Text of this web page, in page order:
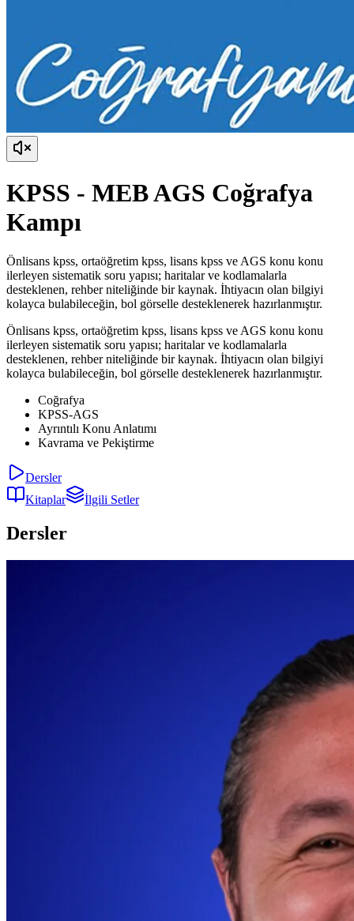
KPSS - MEB AGS Coğrafya
Kampı
Önlisans kpss, ortaöğretim kpss, lisans kpss ve AGS konu konu
ilerleyen sistematik soru yapısı; haritalar ve kodlamalarla
desteklenen, rehber niteliğinde bir kaynak. İhtiyacın olan bilgiyi
kolayca bulabileceğin, bol görselle desteklenerek hazırlanmıştır.
Önlisans kpss, ortaöğretim kpss, lisans kpss ve AGS konu konu
ilerleyen sistematik soru yapısı; haritalar ve kodlamalarla
desteklenen, rehber niteliğinde bir kaynak. İhtiyacın olan bilgiyi
kolayca bulabileceğin, bol görselle desteklenerek hazırlanmıştır.
Coğrafya
KPSS-AGS
Ayrıntılı Konu Anlatımı
Kavrama ve Pekiştirme
Dersler
Kitaplar
İlgili Setler
Dersler